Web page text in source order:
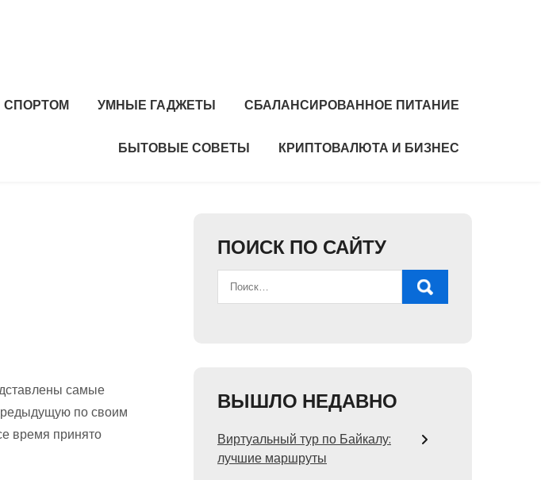
УМНЫЕ ГАДЖЕТЫ СБАЛАНСИРОВАННОЕ ПИТАНИЕ
БЫТОВЫЕ СОВЕТЫ КРИПТОВАЛЮТА И БИЗНЕС
самые
по своим
время принято
ПОИСК ПО САЙТУ
ВЫШЛО НЕДАВНО
Виртуальный тур по Байкалу:
лучшие маршруты